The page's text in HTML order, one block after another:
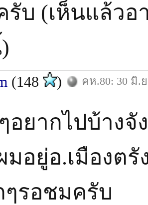
รับ (เห็นแล้ว
(148 ) คห.80: 30 มิ.
อยากไปบ้าง
มอยู่อ.เมืองต
รอชมครับ